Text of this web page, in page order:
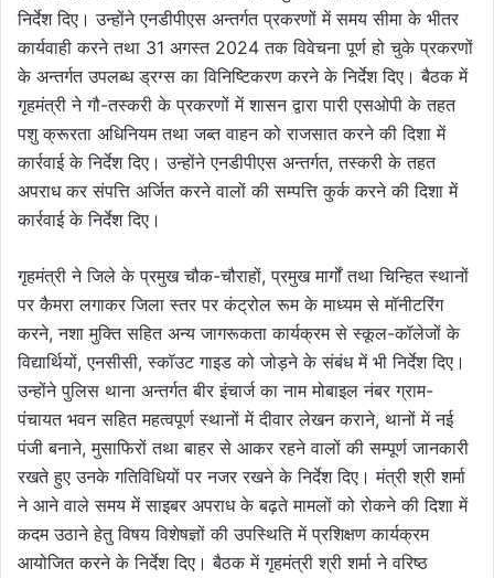
निर्देश दिए। उन्होंने एनडीपीएस अन्तर्गत प्रकरणों में समय सीमा के भीतर
कार्यवाही करने तथा 31 अगस्त 2024 तक विवेचना पूर्ण हो चुके प्रकरणों
के अन्तर्गत उपलब्ध ड्रग्स का विनिष्टिकरण करने के निर्देश दिए। बैठक में
गृहमंत्री ने गौ-तस्करी के प्रकरणों में शासन द्वारा पारी एसओपी के तहत
पशु क्रूरता अधिनियम तथा जब्त वाहन को राजसात करने की दिशा में
कार्रवाई के निर्देश दिए। उन्होंने एनडीपीएस अन्तर्गत, तस्करी के तहत
अपराध कर संपत्ति अर्जित करने वालों की सम्पत्ति कुर्क करने की दिशा में
कार्रवाई के निर्देश दिए।
गृहमंत्री ने जिले के प्रमुख चौक-चौराहों, प्रमुख मार्गों तथा चिन्हित स्थानों
पर कैमरा लगाकर जिला स्तर पर कंट्रोल रूम के माध्यम से मॉनीटरिंग
करने, नशा मुक्ति सहित अन्य जागरूकता कार्यक्रम से स्कूल-कॉलेजों के
विद्यार्थियों, एनसीसी, स्कॉउट गाइड को जोड़ने के संबंध में भी निर्देश दिए।
उन्होंने पुलिस थाना अन्तर्गत बीर इंचार्ज का नाम मोबाइल नंबर ग्राम-
पंचायत भवन सहित महत्वपूर्ण स्थानों में दीवार लेखन कराने, थानों में नई
पंजी बनाने, मुसाफिरों तथा बाहर से आकर रहने वालों की सम्पूर्ण जानकारी
रखते हुए उनके गतिविधियों पर नजर रखने के निर्देश दिए। मंत्री श्री शर्मा
ने आने वाले समय में साइबर अपराध के बढ़ते मामलों को रोकने की दिशा में
कदम उठाने हेतु विषय विशेषज्ञों की उपस्थिति में प्रशिक्षण कार्यक्रम
आयोजित करने के निर्देश दिए। बैठक में गृहमंत्री श्री शर्मा ने वरिष्ठ